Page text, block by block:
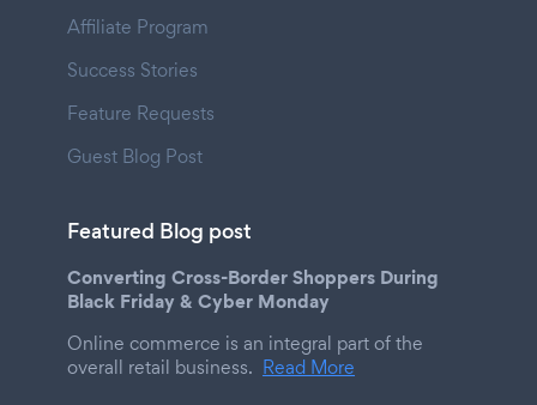
Affiliate Program
Success Stories
Feature Requests
Guest Blog Post
Featured Blog post
Converting Cross-Border Shoppers During
Black Friday & Cyber Monday
Online commerce is an integral part of the
overall retail business. Read More